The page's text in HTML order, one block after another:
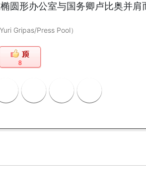
Gripas/Press Pool）
8